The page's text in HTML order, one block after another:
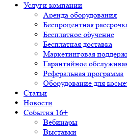
Услуги компании
Аренда оборудования
Беспроцентная
Бесплатное обучение
Бесплатная доставка
Маркетинговая
Гарантийное
Реферальная программа
Оборудование для
Статьи
Новости
События 16+
Вебинары
Выставки